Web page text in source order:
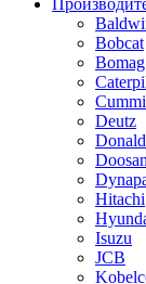
Bobcat
Bomag
Deutz
Doosan
Hitachi
Isuzu
JCB